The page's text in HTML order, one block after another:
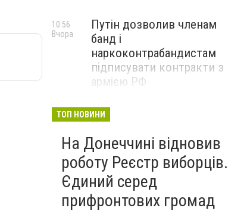
Путін дозволив членам
банд і
наркоконтрабандистам
підписувати контракти з
армією РФ
10:56
Вчора
Від тих, хто зберігає історію
залишили послання
окупантам, - ФОТО
09:43
Вчора
ТОП НОВИНИ
На Донеччині відновив
роботу Реєстр виборців.
Єдиний серед
прифронтових громад